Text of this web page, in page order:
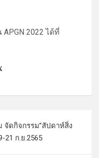
2022 ได้ที่
จัดกิจกรรม”สัปดาห์สิ่ง
21 ก.ย.2565